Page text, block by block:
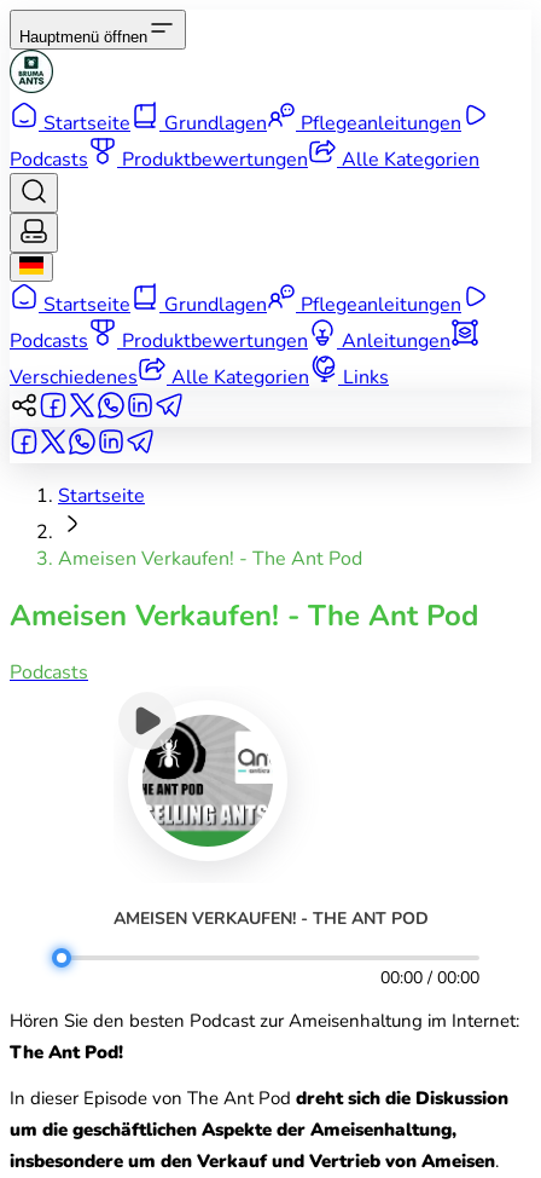
Hauptmenü öffnen
Startseite Grundlagen
Pflegeanleitungen
Podcasts
Produktbewertungen Alle Kategorien
Startseite Grundlagen
Pflegeanleitungen
Podcasts
Produktbewertungen
Anleitungen
Verschiedenes
Alle Kategorien Links
Startseite
Ameisen Verkaufen! - The Ant Pod
Ameisen Verkaufen! - The Ant Pod
Podcasts
AMEISEN VERKAUFEN! - THE ANT POD
00:00 / 00:00
Hören Sie den besten Podcast zur Ameisenhaltung im Internet:
The Ant Pod!
In dieser Episode von The Ant Pod dreht sich die Diskussion
um die geschäftlichen Aspekte der Ameisenhaltung,
insbesondere um den Verkauf und Vertrieb von Ameisen.